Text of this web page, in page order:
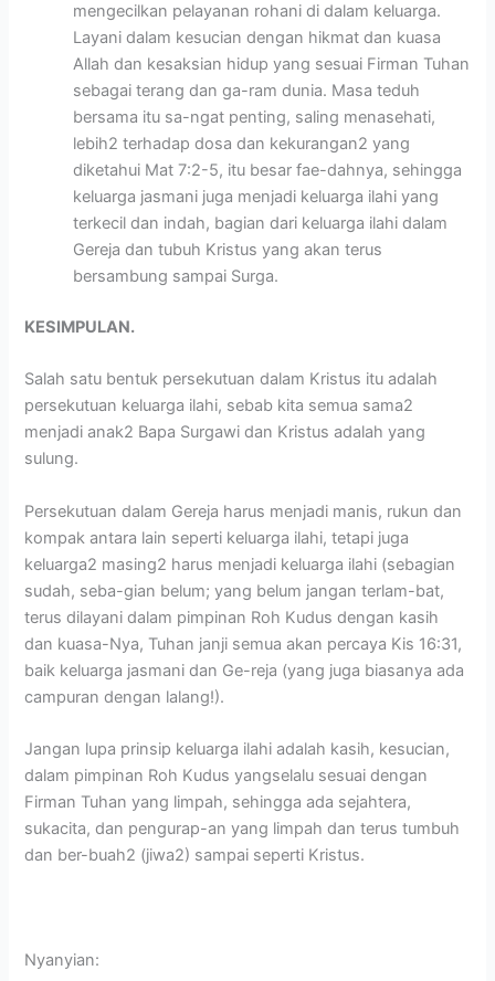
mengecilkan pelayanan rohani di dalam keluarga.
Layani dalam kesucian dengan hikmat dan kuasa
Allah dan kesaksian hidup yang sesuai Firman Tuhan
sebagai terang dan ga-ram dunia. Masa teduh
bersama itu sa-ngat penting, saling menasehati,
lebih2 terhadap dosa dan kekurangan2 yang
diketahui Mat 7:2-5, itu besar fae-dahnya, sehingga
keluarga jasmani juga menjadi keluarga ilahi yang
terkecil dan indah, bagian dari keluarga ilahi dalam
Gereja dan tubuh Kristus yang akan terus
bersambung sampai Surga.
KESIMPULAN.
Salah satu bentuk persekutuan dalam Kristus itu adalah
persekutuan keluarga ilahi, sebab kita semua sama2
menjadi anak2 Bapa Surgawi dan Kristus adalah yang
sulung.
Persekutuan dalam Gereja harus menjadi manis, rukun dan
kompak antara lain seperti keluarga ilahi, tetapi juga
keluarga2 masing2 harus menjadi keluarga ilahi (sebagian
sudah, seba-gian belum; yang belum jangan terlam-bat,
terus dilayani dalam pimpinan Roh Kudus dengan kasih
dan kuasa-Nya, Tuhan janji semua akan percaya Kis 16:31,
baik keluarga jasmani dan Ge-reja (yang juga biasanya ada
campuran dengan lalang!).
Jangan lupa prinsip keluarga ilahi adalah kasih, kesucian,
dalam pimpinan Roh Kudus yangselalu sesuai dengan
Firman Tuhan yang limpah, sehingga ada sejahtera,
sukacita, dan pengurap-an yang limpah dan terus tumbuh
dan ber-buah2 (jiwa2) sampai seperti Kristus.
Nyanyian: